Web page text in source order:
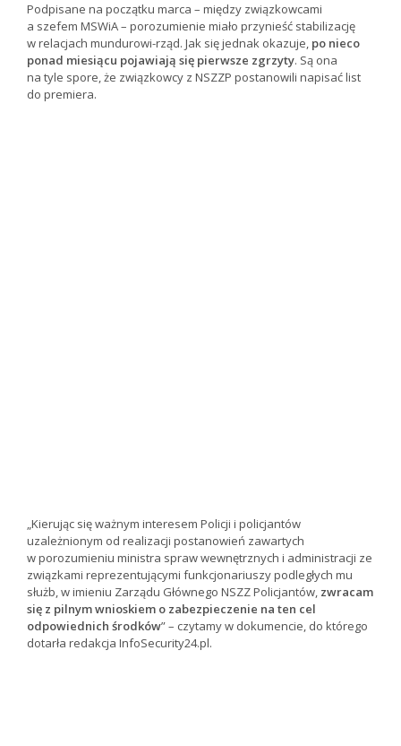
Podpisane na początku marca – między związkowcami
a szefem MSWiA – porozumienie miało przynieść stabilizację
w relacjach mundurowi-rząd. Jak się jednak okazuje, po nieco
ponad miesiącu pojawiają się pierwsze zgrzyty. Są ona
na tyle spore, że związkowcy z NSZZP postanowili napisać list
do premiera.
„Kierując się ważnym interesem Policji i policjantów
uzależnionym od realizacji postanowień zawartych
w porozumieniu ministra spraw wewnętrznych i administracji ze
związkami reprezentującymi funkcjonariuszy podległych mu
służb, w imieniu Zarządu Głównego NSZZ Policjantów, zwracam
się z pilnym wnioskiem o zabezpieczenie na ten cel
odpowiednich środków” – czytamy w dokumencie, do którego
dotarła redakcja InfoSecurity24.pl.